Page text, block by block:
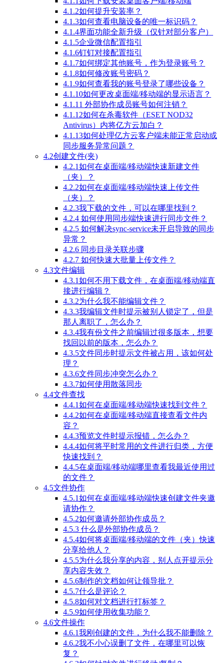
4.1.2如何提升安装率？
4.1.3如何查看电脑设备的唯一标识码？
4.1.4界面功能全新升级（仅针对部分客户）
4.1.5企业微信配置指引
4.1.6钉钉对接配置指引
4.1.7如何绑定其他账号，作为登录账号？
4.1.8如何修改账号密码？
4.1.9如何查看我的账号登录了哪些设备？
4.1.10如何更改桌面端/移动端的显示语言？
4.1.11 外部协作成员账号如何注销？
4.1.12如何在杀毒软件（ESET NOD32
Antivirus）内将亿方云加白？
4.1.13如何处理亿方云客户端未能正常启动或
同步服务异常问题？
4.2创建文件(夹)
4.2.1如何在桌面端/移动端快速新建文件
（夹）？
4.2.2如何在桌面端/移动端快速上传文件
（夹）？
4.2.3我下载的文件，可以在哪里找到？
4.2.4 如何使用同步端快速进行同步文件？
4.2.5 如何解决sync-service未开启导致的同步
异常？
4.2.6 同步目录关联步骤
4.2.7 如何快速大批量上传文件？
4.3文件编辑
4.3.1如何不用下载文件，在桌面端/移动端直
接进行编辑？
4.3.2为什么我不能编辑文件？
4.3.3我编辑文件时提示被别人锁定了，但是
那人离职了，怎么办？
4.3.4我有份文件之前编辑过很多版本，想要
找回以前的版本，怎么办？
4.3.5文件同步时提示文件被占用，该如何处
理？
4.3.6文件同步冲突怎么办？
4.3.7如何使用散落同步
4.4文件查找
4.4.1如何在桌面端/移动端快速找到文件？
4.4.2如何在桌面端/移动端直接查看文件内
容？
4.4.3预览文件时提示报错，怎么办？
4.4.4如何将平时常用的文件进行归类，方便
快速找到？
4.4.5在桌面端/移动端哪里查看我最近使用过
的文件？
4.5文件协作
4.5.1如何在桌面端/移动端快速创建文件夹邀
请协作？
4.5.2如何邀请外部协作成员？
4.5.3 什么是外部协作成员？
4.5.4如何将桌面端/移动端的文件（夹）快速
分享给他人？
4.5.5为什么我分享的内容，别人点开提示分
享内容失效？
4.5.6制作的文档如何让领导批？
4.5.7什么是评论？
4.5.8如何对文档进行打标签？
4.5.9如何使用收集功能？
4.6文件操作
4.6.1我刚创建的文件，为什么我不能删除？
4.6.2我不小心误删了文件，在哪里可以恢
复？